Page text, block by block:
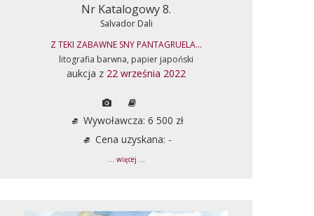
Nr Katalogowy 8.
Salvador Dali
Z TEKI ZABAWNE SNY PANTAGRUELA...
litografia barwna, papier japoński
aukcja z 22 września 2022
Wywoławcza: 6 500 zł
Cena uzyskana: -
... więcej ...